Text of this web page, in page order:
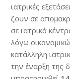
ιατρικές
ζουν σε
σε ιατρικά
λόγω
κατάλληλη
την έναρξη της